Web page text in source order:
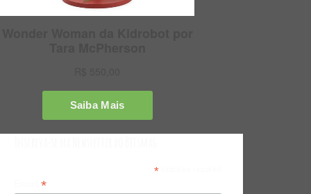
*indicates required
*